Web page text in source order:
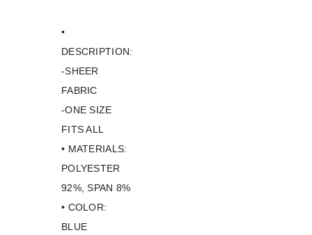
•
DESCRIPTION:
-SHEER
FABRIC
-ONE SIZE
FITS ALL
• MATERIALS:
POLYESTER
92%, SPAN 8%
• COLOR:
BLUE